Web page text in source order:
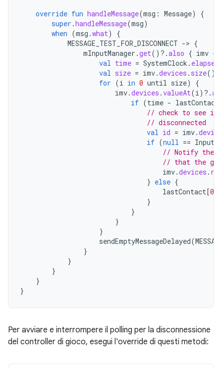
override fun handleMessage(msg : Message)
{
super .handleMessage(msg)
when (msg .what)
{
MESSAGE_TEST_FOR_DISCONNECT -> {
mInputManager .get() ?.also { imv -
val time = SystemClock .
val size = imv.devices . size()
for (i in 0 until size)
{
imv.devices .valueAt(i) ?.
if (time - lastContact
// check to see if
// disconnected
val id = imv.
if (null ==
// Notify the
// that the
imv.devices .
} else {
lastContact[0
}
}
}
}
sendEmptyMessageDelayed(
}
}
}
}
}
Per avviare e interrompere il polling per la disconnessione
del controller di gioco, esegui l'override di questi metodi: